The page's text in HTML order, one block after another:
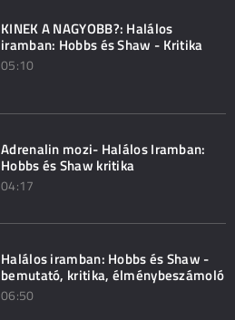
KINEK A NAGYOBB?: Halálos
iramban: Hobbs és Shaw - Kritika
05:10
Adrenalin mozi- Halálos Iramban:
Hobbs és Shaw kritika
04:17
Halálos iramban: Hobbs és Shaw -
bemutató, kritika, élménybeszámoló
06:50